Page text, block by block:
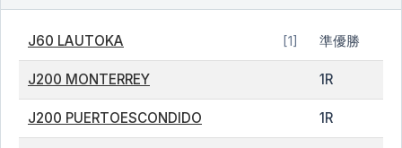
J60 LAUTOKA [1] 準優勝
J200 MONTERREY 1R
J200 PUERTOESCONDIDO 1R